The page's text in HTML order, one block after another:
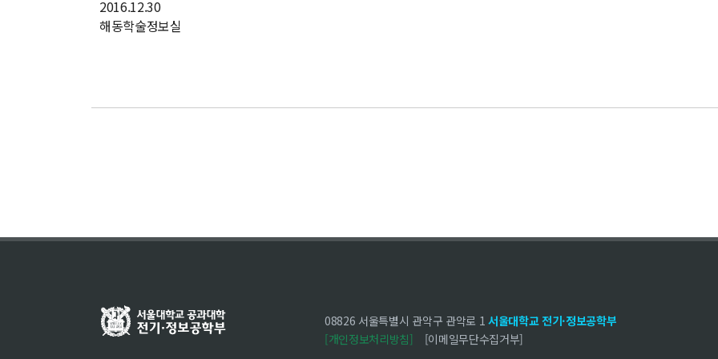
2016.12.30
해동학술정보실
08826 서울특별시 관악구 관악로 1 서울대학교 전기·정보공학부
[개인정보처리방침]
[이메일무단수집거부]